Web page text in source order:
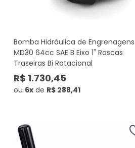
Bomba Hidráulica de Engrenagens
MD30 64cc SAE B Eixo 1" Roscas
Traseiras Bi Rotacional
R$ 1.730,45
ou 6xde R$ 288,41